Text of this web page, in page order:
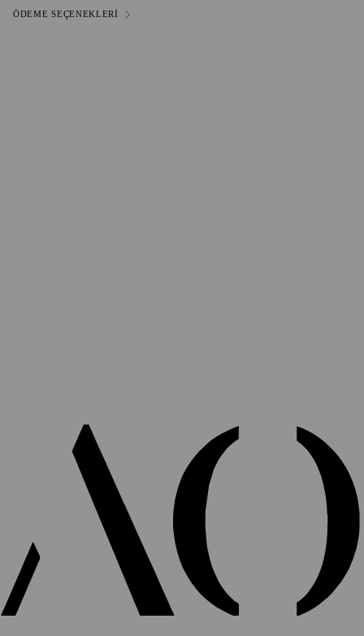
ÖDEME SEÇENEKLERI